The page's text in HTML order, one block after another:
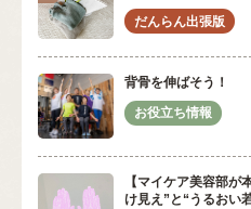
背骨を伸ばそう！
【マイケア美容部が
け見え”と“うるおい